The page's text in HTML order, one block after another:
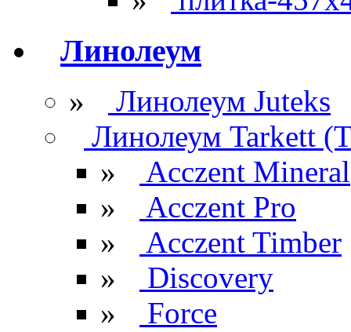
Линолеум
»
Линолеум Juteks
Линолеум Tarkett
»
Acczent Mineral
»
Acczent Pro
»
Acczent Timber
»
Discovery
»
Force